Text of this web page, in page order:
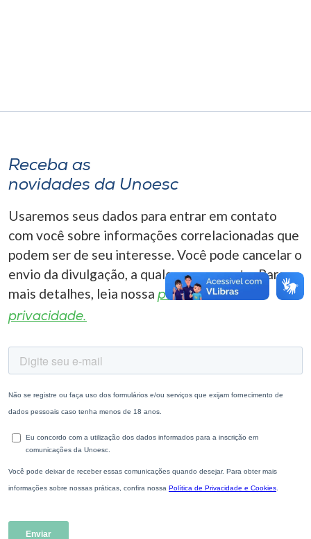
A-
Receba as
novidades da Unoesc
Usaremos seus dados para entrar em contato
com você sobre informações correlacionadas que
podem ser de seu interesse. Você pode cancelar o
envio da divulgação, a qualquer momento. Para
mais detalhes, leia nossa política de
privacidade.